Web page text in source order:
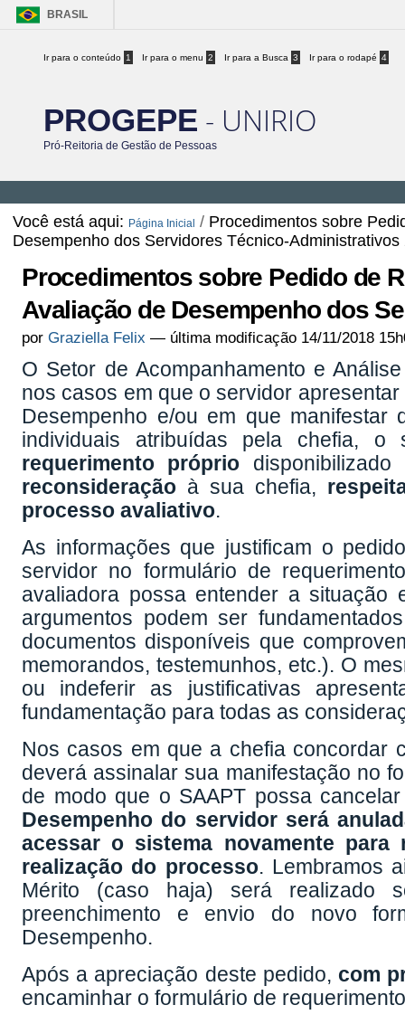
BRASIL
Ir para o conteúdo 1 Ir para o menu 2 Ir para a Busca 3 Ir para o rodapé 4
PROGEPE - UNIRIO
Pró-Reitoria de Gestão de Pessoas
Você está aqui: Página Inicial / Procedimentos sobre
Desempenho dos Servidores Técnico-Administrativos
Procedimentos sobre Pedido de
Avaliação de Desempenho dos
porGraziella Felix — última modificação 14/11/2018
O Setor de Acompanhamento e
nos casos em que o servidor
Desempenho e/ou em que manifestar
individuais atribuídas pela chefia,
requerimento próprio
reconsideração à sua chefia,
processo avaliativo.
As informações que justificam o
servidor no formulário de
avaliadora possa entender a situação
argumentos podem ser
documentos disponíveis que
memorandos, testemunhos, etc.). O
ou indeferir as justificativas
fundamentação para todas as
Nos casos em que a chefia concordar
deverá assinalar sua manifestação no
de modo que o SAAPT possa
Desempenho do servidor será
acessar o sistema novamente
realização do processo. Lembramos
Mérito (caso haja) será realizado
preenchimento e envio do novo
Desempenho.
Após a apreciação deste pedido, com
encaminhar o formulário de